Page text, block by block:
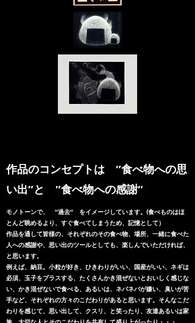
​作品のコンセプトは ″食べ物への思
い出″と ″食べ物への感謝″
モノトーンで、 ″過去″ をイメージしています。(食べものはほ
とんど眺めるより、すぐ食べてしまうため、記憶として）
作品を通して皆様の、それぞれのその食べ物、場所、一緒に食べた
人への感謝や、思い出のツールとしても、楽しんでいただければ、
と思います。
例えば、納豆。小粒が好き、ひきわりがいい、国産がいい、ネギは
必須、玉子をプラスする、たくさんかき混ぜないとおいしく感じな
い、かき混ぜないで食べる、あるいは、ネバネバが嫌い、臭いが苦
手など、それぞれの方々のこだわりがあると思います。そんなこだ
わりを感じて、思い出して、クスリ、と笑ったり、友達あるいは家